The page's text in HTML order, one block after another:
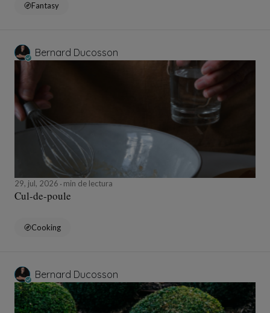
Fantasy
Bernard Ducosson
29, jul, 2026 min de lectura
Cul-de-poule
Cooking
Bernard Ducosson